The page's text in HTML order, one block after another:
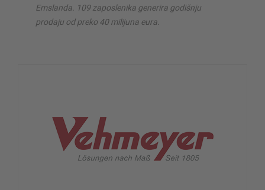
Emslanda. 109 zaposlenika generira godišnju
prodaju od preko 40 milijuna eura.